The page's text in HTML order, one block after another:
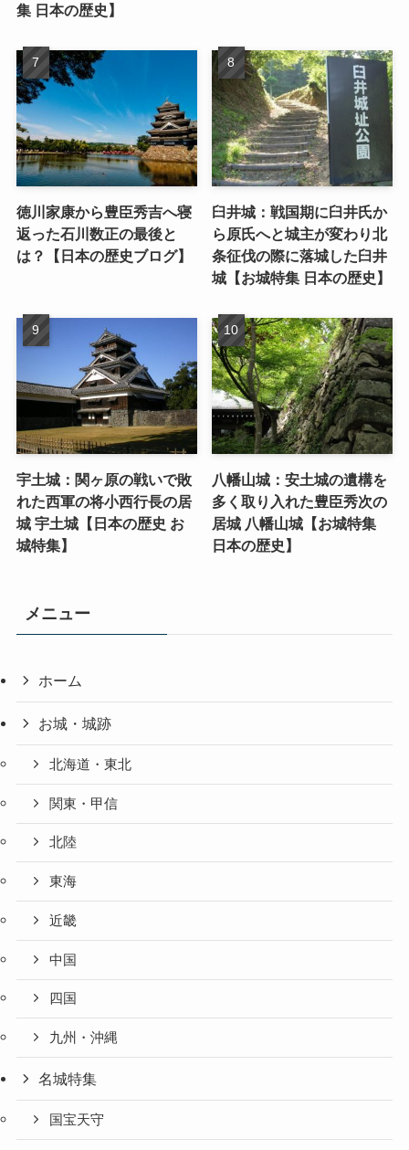
集 日本の歴史】
徳川家康から豊臣秀吉へ寝
返った石川数正の最後と
は？【日本の歴史ブログ】
臼井城：戦国期に臼井氏か
ら原氏へと城主が変わり北
条征伐の際に落城した臼井
城【お城特集 日本の歴史】
宇土城：関ヶ原の戦いで敗
れた西軍の将小西行長の居
城 宇土城【日本の歴史 お
城特集】
八幡山城：安土城の遺構を
多く取り入れた豊臣秀次の
居城 八幡山城【お城特集
日本の歴史】
メニュー
ホーム
お城・城跡
北海道・東北
関東・甲信
北陸
東海
近畿
中国
四国
九州・沖縄
名城特集
国宝天守